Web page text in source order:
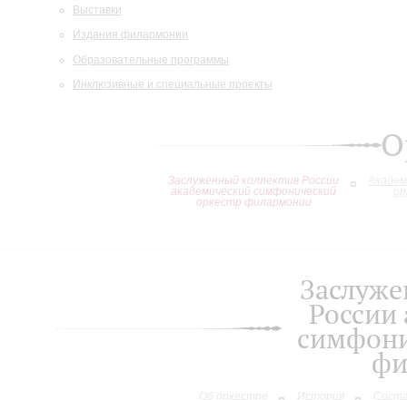
Выставки
Издания филармонии
Образовательные программы
Инклюзивные и специальные проекты
Заслуженный коллектив России
академический симфонический
оркестр филармонии
Об оркестре История